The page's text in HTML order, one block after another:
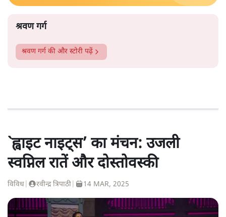
श्रवण गर्ग
श्रवण गर्ग की और स्टोरी पढ़ें
`ह्वाइट नाइट्स’ का मंचन: उजली
स्वप्निल रातें और दोस्तोवस्की
विविध रवीन्द्र त्रिपाठी 14 MAR, 2025